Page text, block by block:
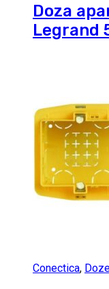
Doza
Legrand
Conectica,